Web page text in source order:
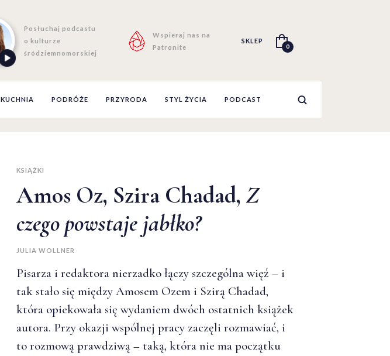
Posłuchaj podcastu
o kulturze
śródziemnomorskiej
Wspieraj nas na
Patronite
SKLEP
0
KUCHNIA PODRÓŻE PRZYRODA STYL ŻYCIA PODCAST
KSIĄŻKI
Amos Oz, Szira Chadad, Z
czego powstaje jabłko?
JULIA WOLLNER
Pisarza i redaktora nierzadko łączy szczególna więź – i
tak stało się między Amosem Ozem i Szirą Chadad,
która opiekowała się wydaniem dwóch ostatnich książek
autora. Przy okazji wspólnej pracy zaczęli rozmawiać, i
to rozmową prawdziwą – taką, która nie ma początku